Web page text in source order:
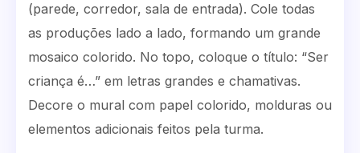
(parede, corredor, sala de entrada). Cole todas
as produções lado a lado, formando um grande
mosaico colorido. No topo, coloque o título: “Ser
criança é…” em letras grandes e chamativas.
Decore o mural com papel colorido, molduras ou
elementos adicionais feitos pela turma.